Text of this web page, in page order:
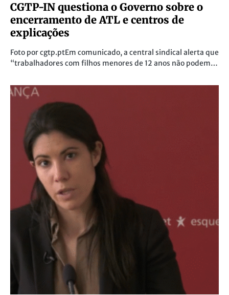
CGTP-IN questiona o Governo sobre o
encerramento de ATL e centros de
explicações
Foto por cgtp.ptEm comunicado, a central sindical alerta que
“trabalhadores com filhos menores de 12 anos não podem…